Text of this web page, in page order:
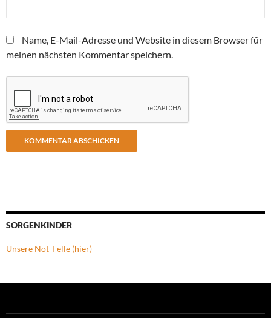
Name, E-Mail-Adresse und Website in diesem Browser für
meinen nächsten Kommentar speichern.
SORGENKINDER
Unsere Not-Felle (hier)